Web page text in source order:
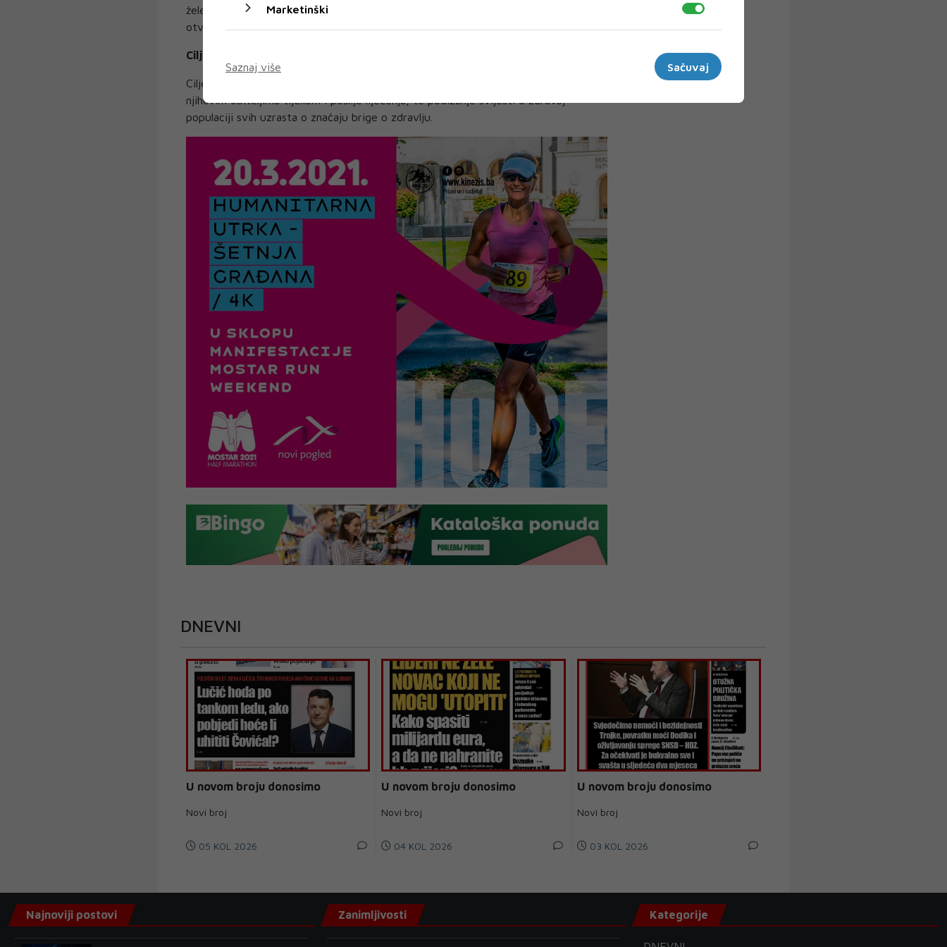
žele sudjelovati da mogu i šetnjom u ovoj utrci podržati naša nastojanja. Ona je
otvorena za sve, poručio je Lovrić.
Ciljevi udruge “Novi pogled”
Ciljevi udruge “Novi pogled” su psihološka podrška i pomoć oboljelim ženama i
njihovim obiteljima tijekom i poslije liječenja, te podizanje svijesti u zdravoj
populaciji svih uzrasta o značaju brige o zdravlju.
DNEVNI
U novom broju donosimo
Novi broj
05 KOL 2026
U novom broju donosimo
Novi broj
04 KOL 2026
U novom broju donosimo
Novi broj
03 KOL 2026
Marketinški
Saznaj više Sačuvaj
Najnoviji postovi Zanimljivosti Kategorije